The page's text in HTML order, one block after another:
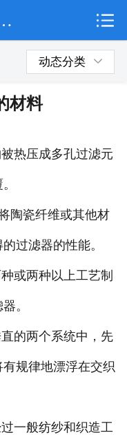
公司简介
联系我们
的材料
动态分类
材料
热压成多孔过滤元
陶瓷纤维或其他材
过滤器的性能。
或两种以上工艺制
。
的两个系统中，先
规律地漂浮在交织
一般纺纱和织造工